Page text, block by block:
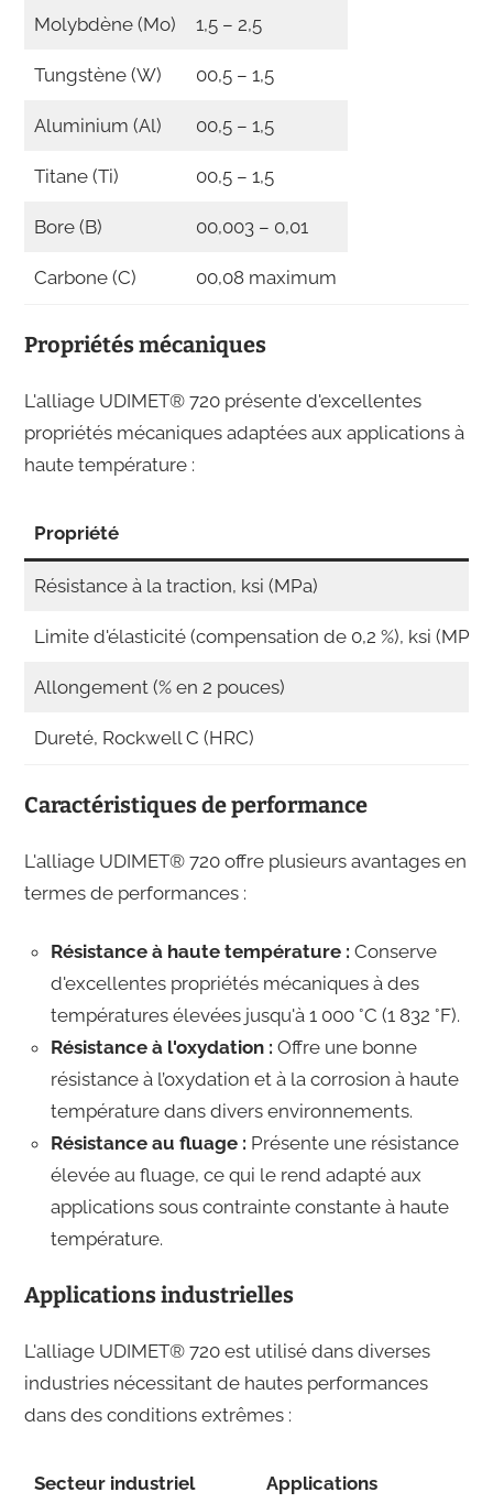
Molybdène (Mo) 1,5 – 2,5
Tungstène (W) 00,5 – 1,5
Aluminium (Al) 00,5 – 1,5
Titane (Ti) 00,5 – 1,5
Bore (B) 00,003 – 0,01
Carbone (C) 00,08 maximum
Propriétés mécaniques
L'alliage UDIMET® 720 présente d'excellentes
propriétés mécaniques adaptées aux applications à
haute température :
Propriété
Résistance à la traction, ksi (MPa)
Limite d'élasticité (compensation de 0,2 %), ksi (MPa)
Allongement (% en 2 pouces)
Dureté, Rockwell C (HRC)
Caractéristiques de performance
L'alliage UDIMET® 720 offre plusieurs avantages en
termes de performances :
Résistance à haute température : Conserve
d'excellentes propriétés mécaniques à des
températures élevées jusqu'à 1 000 °C (1 832 °F).
Résistance à l'oxydation : Offre une bonne
résistance à l’oxydation et à la corrosion à haute
température dans divers environnements.
Résistance au fluage : Présente une résistance
élevée au fluage, ce qui le rend adapté aux
applications sous contrainte constante à haute
température.
Applications industrielles
L'alliage UDIMET® 720 est utilisé dans diverses
industries nécessitant de hautes performances
dans des conditions extrêmes :
Secteur industriel Applications